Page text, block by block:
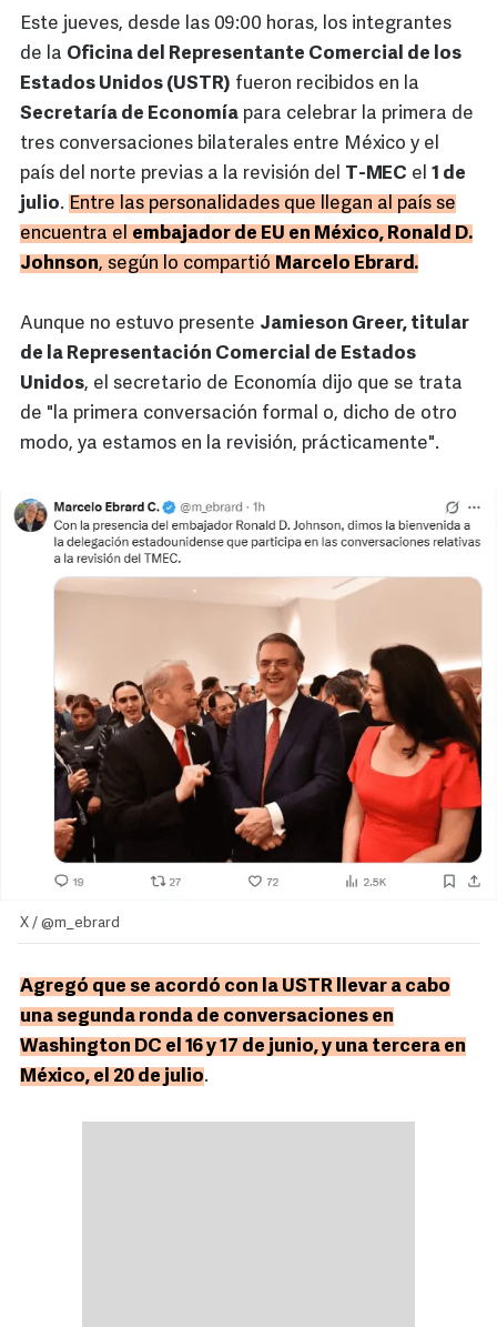
Este jueves, desde las 09:00 horas, los integrantes
de la Oficina del Representante Comercial de los
Estados Unidos (USTR) fueron recibidos en la
Secretaría de Economía para celebrar la primera de
tres conversaciones bilaterales entre México y el
país del norte previas a la revisión del T-MEC el 1 de
julio. Entre las personalidades que llegan al país se
encuentra el embajador de EU en México, Ronald D.
Johnson, según lo compartió Marcelo Ebrard.
Aunque no estuvo presente Jamieson Greer, titular
de la Representación Comercial de Estados
Unidos, el secretario de Economía dijo que se trata
de "la primera conversación formal o, dicho de otro
modo, ya estamos en la revisión, prácticamente".
X / @m_ebrard
Agregó que se acordó con la USTR llevar a cabo
una segunda ronda de conversaciones en
Washington DC el 16 y 17 de junio, y una tercera en
México, el 20 de julio.